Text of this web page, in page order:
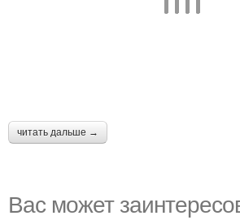
читать дальше →
Вас может